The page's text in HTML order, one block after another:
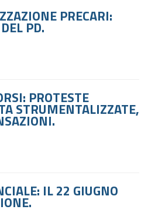
PRECARI:
PD.
PROTESTE
STRUMENTALIZZATE,
IL 22 GIUGNO